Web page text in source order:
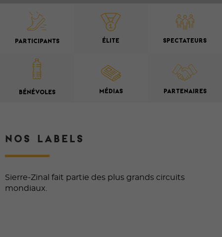
PARTICIPANTS ÉLITE SPECTATEURS
BÉNÉVOLES MÉDIAS PARTENAIRES
NOS LABELS
Sierre-Zinal fait partie des plus grands circuits
mondiaux.